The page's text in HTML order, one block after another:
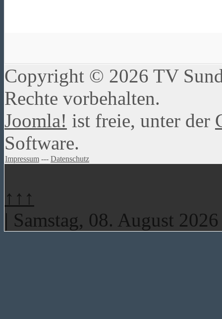
Copyright © 2026 TV
Rechte vorbehalten.
Joomla! ist freie, unter der
Software.
Impressum --- Datenschutz
↑↑↑
| Samstag, 08. August